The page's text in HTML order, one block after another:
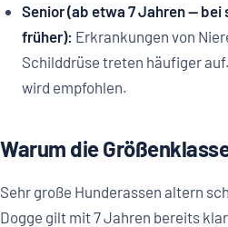
Senior (ab etwa 7 Jahren — bei
früher): Erkrankungen von
Schilddrüse treten häufiger
wird empfohlen.
Warum die
Sehr große Hunderassen altern
Dogge gilt mit 7 Jahren bereits